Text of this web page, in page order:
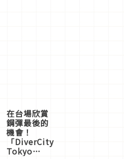
在台場欣賞
鋼彈最後的
機會！
「DiverCity
Tokyo